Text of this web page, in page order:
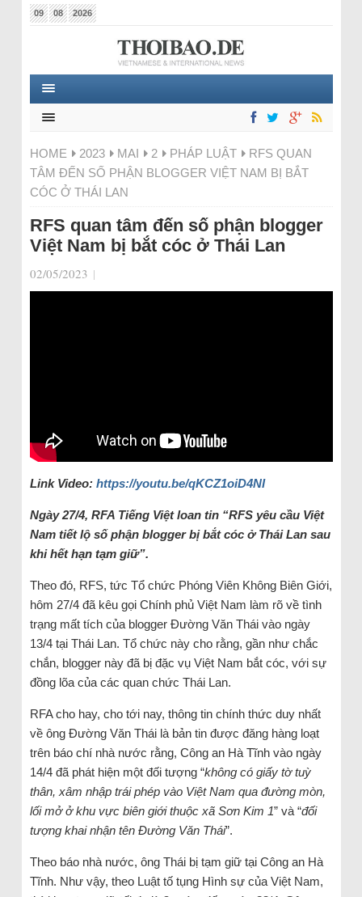
09 08 2026
HOME 2023 MAI 2 PHÁP LUẬT
RFS QUAN
TÂM ĐẾN SỐ PHẬN BLOGGER VIỆT NAM BỊ BẮT
CÓC Ở THÁI LAN
RFS quan tâm đến số phận blogger
Việt Nam bị bắt cóc ở Thái Lan
02/05/2023 |
Link Video: https://youtu.be/qKCZ1oiD4NI
Ngày 27/4, RFA Tiếng Việt loan tin “RFS yêu cầu Việt
Nam tiết lộ số phận blogger bị bắt cóc ở Thái Lan sau
khi hết hạn tạm giữ”.
Theo đó, RFS, tức Tổ chức Phóng Viên Không Biên Giới,
hôm 27/4 đã kêu gọi Chính phủ Việt Nam làm rõ về tình
trạng mất tích của blogger Đường Văn Thái vào ngày
13/4 tại Thái Lan. Tổ chức này cho rằng, gần như chắc
chắn, blogger này đã bị đặc vụ Việt Nam bắt cóc, với sự
đồng lõa của các quan chức Thái Lan.
RFA cho hay, cho tới nay, thông tin chính thức duy nhất
về ông Đường Văn Thái là bản tin được đăng hàng loạt
trên báo chí nhà nước rằng, Công an Hà Tĩnh vào ngày
14/4 đã phát hiện một đối tượng “không có giấy tờ tuỳ
thân, xâm nhập trái phép vào Việt Nam qua đường mòn,
lối mở ở khu vực biên giới thuộc xã Sơn Kim 1” và “đối
tượng khai nhận tên Đường Văn Thái”.
Theo báo nhà nước, ông Thái bị tạm giữ tại Công an Hà
Tĩnh. Như vậy, theo Luật tố tụng Hình sự của Việt Nam,